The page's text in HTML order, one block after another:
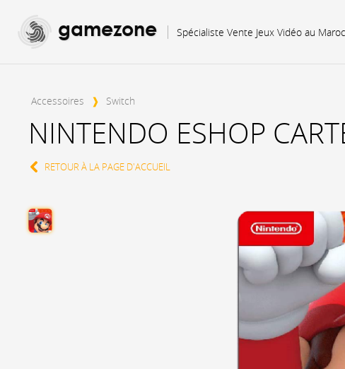
gamezone Spécialiste Vente Jeux Vidéo au Maroc
Accessoires ❱ Switch
NINTENDO ESHOP
RETOUR À LA PAGE D'ACCUEIL